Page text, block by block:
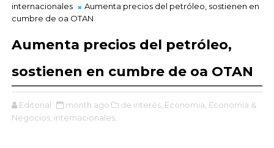
internacionales
Aumenta precios del petróleo, sostienen en
cumbre de oa OTAN
Aumenta precios del petróleo,
sostienen en cumbre de oa OTAN
Editorial month ago de interés, Economia, Economía &
Negocios, internacionales,